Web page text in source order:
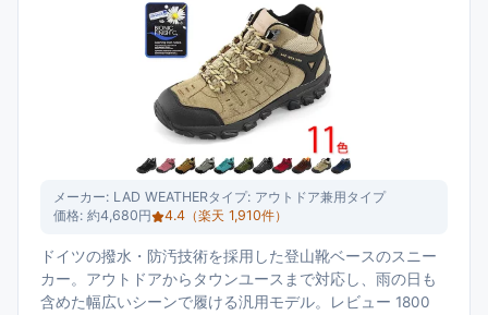
メーカー: LAD WEATHERタイプ: アウトドア兼用タイプ
価格: 約4,680円 4.4 （楽天 1,910件）
ドイツの撥水・防汚技術を採用した登山靴ベースのスニー
カー。アウトドアからタウンユースまで対応し、雨の日も
含めた幅広いシーンで履ける汎用モデル。レビュー 1800